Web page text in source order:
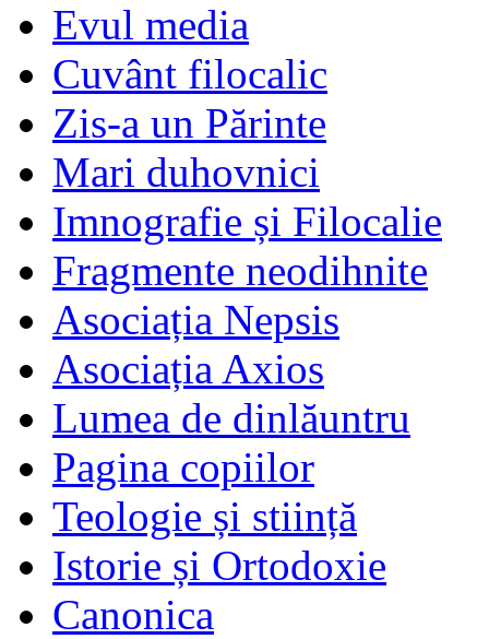
Evul media
Cuvânt filocalic
Zis-a un Părinte
Mari duhovnici
Imnografie și Filocalie
Fragmente neodihnite
Asociația Nepsis
Asociația Axios
Lumea de dinlăuntru
Pagina copiilor
Teologie și stiință
Istorie și Ortodoxie
Canonica